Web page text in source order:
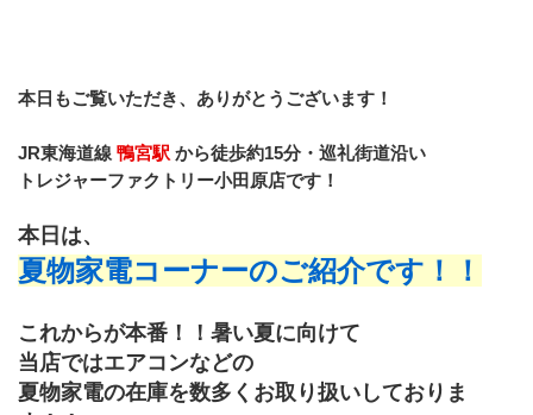
本日もご覧いただき、ありがとうございます！
JR東海道線 鴨宮駅 から徒歩約15分・巡礼街道沿い
トレジャーファクトリー小田原店です！
本日は、
夏物家電コーナーのご紹介です！！
これからが本番！！暑い夏に向けて
当店ではエアコンなどの
夏物家電の在庫を数多くお取り扱いしておりま